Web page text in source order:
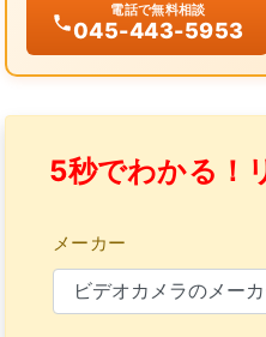
電話で無料相談
045-443-5953
5秒でわかる！
メーカー